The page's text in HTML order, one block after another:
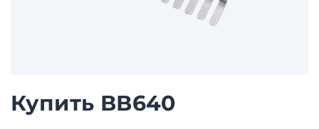
Купить ВВ640